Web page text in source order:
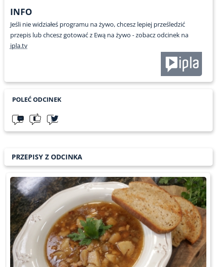
INFO
Jeśli nie widziałeś programu na żywo, chcesz lepiej prześledzić
przepis lub chcesz gotować z Ewą na żywo - zobacz odcinek na
ipla.tv
POLEĆ ODCINEK
PRZEPISY Z ODCINKA